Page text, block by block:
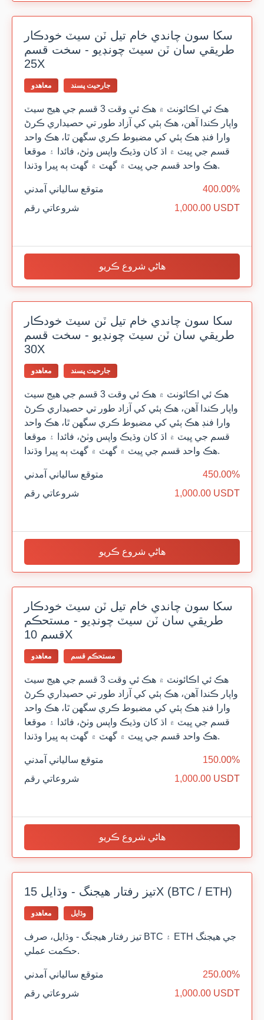
سکا سون چاندي خام تيل ٽن سيٽ خودڪار
طريقي سان ٽن سيٽ چونڊيو - سخت قسم
25X
معاهدو جارحيت پسند
هڪ ئي اڪائونٽ ۾ هڪ ئي وقت 3 قسم جي هيج سيٽ
واپار ڪندا آهن، هڪ ٻئي کي آزاد طور تي حصيداري ڪرڻ
وارا فنڊ هڪ ٻئي کي مضبوط ڪري سگهن ٿا، هڪ واحد
قسم جي ڀيٽ ۾ اڌ کان وڌيڪ واپس وٺڻ، فائدا ۽ موقعا
هڪ واحد قسم جي ڀيٽ ۾ گهٽ ۾ گهٽ ٻه ڀيرا وڌندا.
متوقع سالياني آمدني
400.00%
شروعاتي رقم
1,000.00 USDT
هاڻي شروع ڪريو
سکا سون چاندي خام تيل ٽن سيٽ خودڪار
طريقي سان ٽن سيٽ چونڊيو - سخت قسم
30X
معاهدو جارحيت پسند
هڪ ئي اڪائونٽ ۾ هڪ ئي وقت 3 قسم جي هيج سيٽ
واپار ڪندا آهن، هڪ ٻئي کي آزاد طور تي حصيداري ڪرڻ
وارا فنڊ هڪ ٻئي کي مضبوط ڪري سگهن ٿا، هڪ واحد
قسم جي ڀيٽ ۾ اڌ کان وڌيڪ واپس وٺڻ، فائدا ۽ موقعا
هڪ واحد قسم جي ڀيٽ ۾ گهٽ ۾ گهٽ ٻه ڀيرا وڌندا.
متوقع سالياني آمدني
450.00%
شروعاتي رقم
1,000.00 USDT
هاڻي شروع ڪريو
سکا سون چاندي خام تيل ٽن سيٽ خودڪار
طريقي سان ٽن سيٽ چونڊيو - مستحڪم
قسم 10X
معاهدو مستحڪم قسم
هڪ ئي اڪائونٽ ۾ هڪ ئي وقت 3 قسم جي هيج سيٽ
واپار ڪندا آهن، هڪ ٻئي کي آزاد طور تي حصيداري ڪرڻ
وارا فنڊ هڪ ٻئي کي مضبوط ڪري سگهن ٿا، هڪ واحد
قسم جي ڀيٽ ۾ اڌ کان وڌيڪ واپس وٺڻ، فائدا ۽ موقعا
هڪ واحد قسم جي ڀيٽ ۾ گهٽ ۾ گهٽ ٻه ڀيرا وڌندا.
متوقع سالياني آمدني
150.00%
شروعاتي رقم
1,000.00 USDT
هاڻي شروع ڪريو
تيز رفتار هيجنگ - وڌايل 15X (BTC / ETH)
معاهدو وڌايل
تيز رفتار هيجنگ - وڌايل، صرف BTC ۽ ETH جي هيجنگ
حڪمت عملي.
متوقع سالياني آمدني
250.00%
شروعاتي رقم
1,000.00 USDT